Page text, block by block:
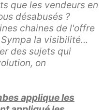
que les vendeurs en
désabusés ?
chaines de l'offre
la visibilité...
des sujets qui
on
applique les